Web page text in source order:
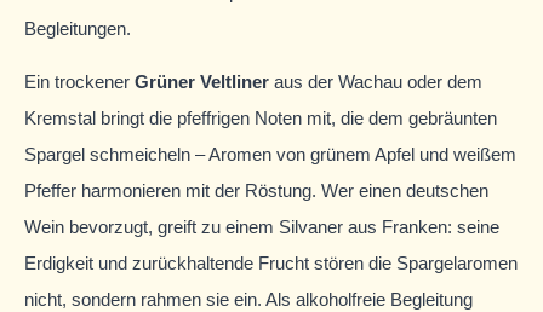
Begleitungen.
Ein trockener Grüner Veltliner aus der Wachau oder dem
Kremstal bringt die pfeffrigen Noten mit, die dem gebräunten
Spargel schmeicheln – Aromen von grünem Apfel und weißem
Pfeffer harmonieren mit der Röstung. Wer einen deutschen
Wein bevorzugt, greift zu einem Silvaner aus Franken: seine
Erdigkeit und zurückhaltende Frucht stören die Spargelaromen
nicht, sondern rahmen sie ein. Als alkoholfreie Begleitung